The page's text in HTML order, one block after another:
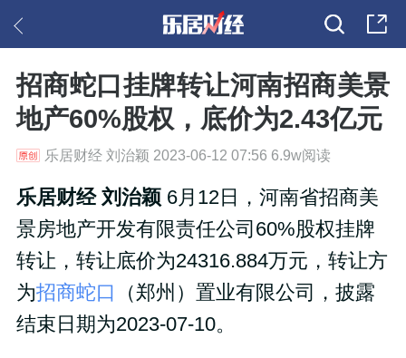
招商蛇口挂牌转让河南招商美景
地产60%股权，底价为2.43亿元
乐居财经 刘治颖 2023-06-12 07:56 6.9w阅读
乐居财经 刘治颖 6月12日，河南省招商美
景房地产开发有限责任公司60%股权挂牌
转让，转让底价为24316.884万元，转让方
为招商蛇口
（郑州）置业有限公司，披露
结束日期为2023-07-10。